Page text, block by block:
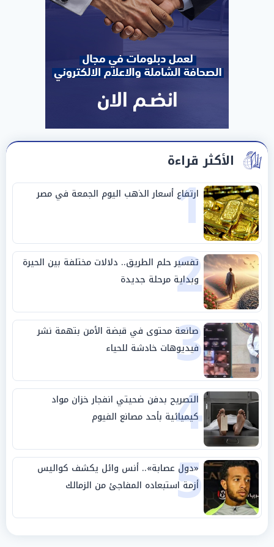
الأكثر قراءة
1
ارتفاع أسعار الذهب اليوم الجمعة في مصر
2
تفسير حلم الطريق.. دلالات مختلفة بين الحيرة
وبداية مرحلة جديدة
3
صانعة محتوى في قبضة الأمن بتهمة نشر
فيديوهات خادشة للحياء
4
التصريح بدفن ضحيتي انفجار خزان مواد
كيميائية بأحد مصانع الفيوم
5
«دول عصابة».. أنس وائل يكشف كواليس
أزمة استبعاده المفاجئ من الزمالك